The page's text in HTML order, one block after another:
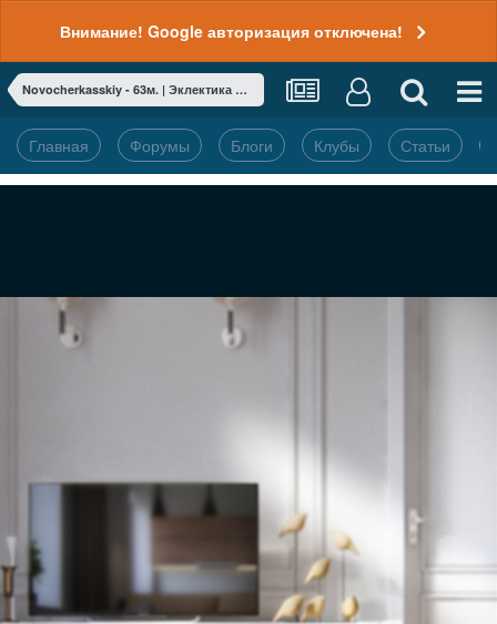
Внимание! Google авторизация отключена!
Novocherkasskiy - 63м. | Эклектика в старом фонде
Главная Форумы Блоги Клубы Статьи